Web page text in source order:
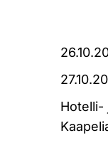
Hotelli-